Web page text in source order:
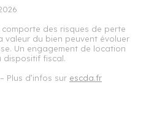
comporte des risques de perte
valeur du bien peuvent évoluer
Un engagement de location
dispositif fiscal.
Plus d’infos sur escda.fr